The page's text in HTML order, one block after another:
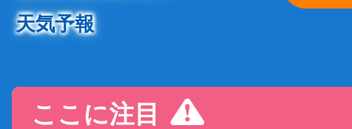
天気予報
ここに注目